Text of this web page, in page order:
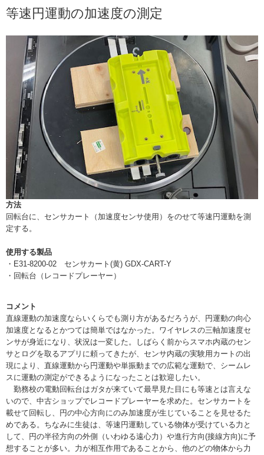
等速円運動の加速度の測定
方法
回転台に、センサカート（加速度センサ使用）をのせて等速円運動を測
定する。
使用する製品
・E31-8200-02 センサカート(黄) GDX-CART-Y
・回転台（レコードプレーヤー）
コメント
直線運動の加速度ならいくらでも測り方があるだろうが、円運動の向心
加速度となるとかつては簡単ではなかった。ワイヤレスの三軸加速度セ
ンサが身近になり、状況は一変した。しばらく前からスマホ内蔵のセン
サとログを取るアプリに頼ってきたが、センサ内蔵の実験用カートの出
現により、直線運動から円運動や単振動までの広範な運動で、シームレ
スに運動の測定ができるようになったことは歓迎したい。
勤務校の電動回転台はガタが来ていて最早見た目にも等速とは言えな
いので、中古ショップでレコードプレーヤーを求めた。センサカートを
載せて回転し、円の中心方向にのみ加速度が生じていることを見せるた
めである。ちなみに生徒は、等速円運動している物体が受けている力と
して、円の半径方向の外側（いわゆる遠心力）や進行方向(接線方向)に予
想することが多い。力が相互作用であることから、他のどの物体から力